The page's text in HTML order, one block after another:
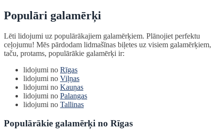
Populāri galamērķi
Lēti lidojumi uz populārākajiem galamērķiem. Plānojiet perfektu
ceļojumu! Mēs pārdodam lidmašīnas biļetes uz visiem galamērķiem,
taču, protams, populārākie galamērķi ir:
lidojumi no Rīgas
lidojumi no Viļņas
lidojumi no Kauņas
lidojumi no Palangas
lidojumi no Tallinas
Populārākie galamērķi no Rīgas